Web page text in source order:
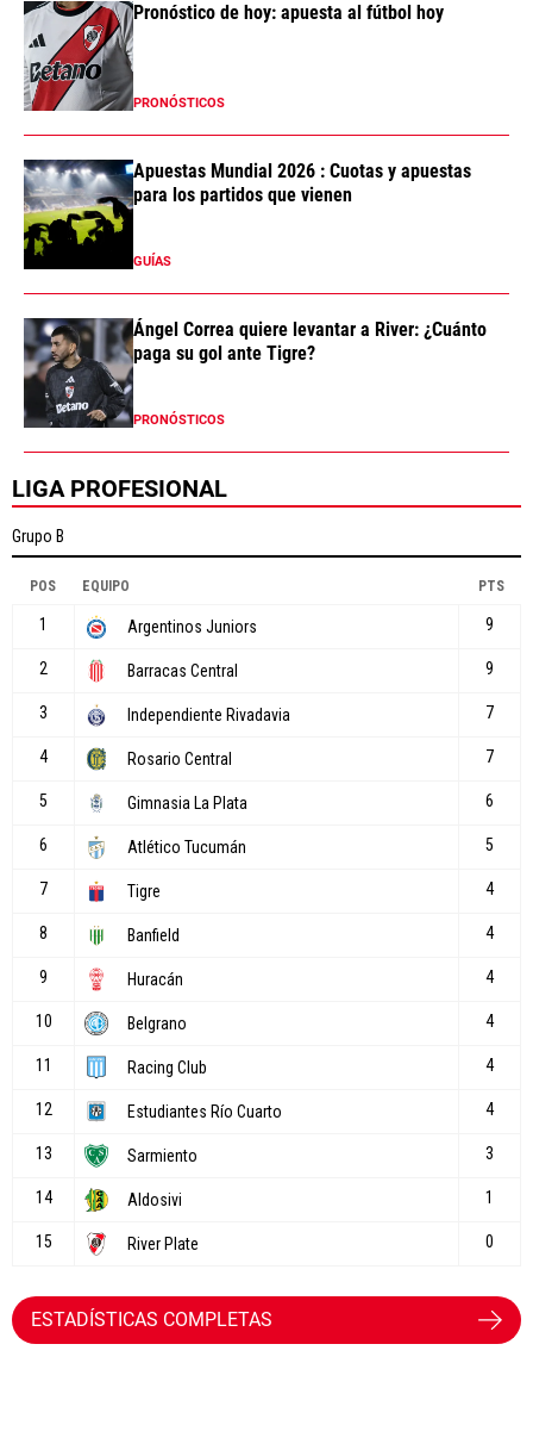
Pronóstico de hoy: apuesta al fútbol hoy
PRONÓSTICOS
Apuestas Mundial 2026 : Cuotas y apuestas
para los partidos que vienen
GUÍAS
Ángel Correa quiere levantar a River: ¿Cuánto
paga su gol ante Tigre?
PRONÓSTICOS
LIGA PROFESIONAL
ESTADÍSTICAS COMPLETAS